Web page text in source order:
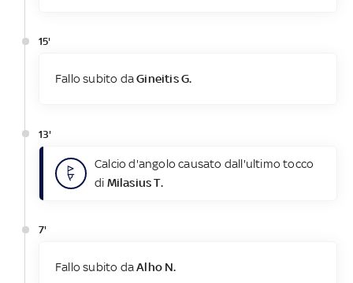
15'
Fallo subito daGineitis G.
13'
Calcio d'angolo causato dall'ultimo tocco
di Milasius T.
7'
Fallo subito daAlho N.